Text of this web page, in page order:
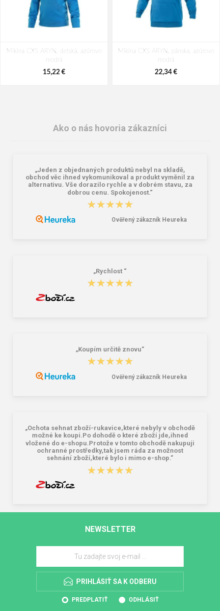
Mikina CXS ARYN, detská, azúrovo
modrá
15,22 €
Mikina CXS ARYN, pánska, azúrovo
modrá
22,34 €
Mikina CXS GRANBY CHILD,
detská, fleece, azúrovo modrá
Dětské tričko ARDON®TRENDY
modrá
Ako o nás hovoria zákazníci
„Jeden z objednaných produktů nebyl na skladě,
obchod věc ihned vykomunikoval a produkt vyměnil za
alternativu. Vše dorazilo rychle a v dobrém stavu, za
dobrou cenu. Spokojenost.“
★★★★★
★★★★★
Ověřený zákazník Heureka
„Rychlost “
★★★★★
★★★★★
„Koupím určitě znovu“
★★★★★
★★★★★
Ověřený zákazník Heureka
„Ochota sehnat zboží-rukavice,které nebyly v obchodě
možné ke koupi.Po dohodě o které zboží jde,ihned
vložené do e-shopu.Protože v tomto obchodě nakupuji
ochranné prostředky,tak jsem ráda za možnost
sehnání zboží,které bylo i mimo e-shop.“
★★★★★
★★★★★
NEWSLETTER
PRIHLÁSIŤ SA K ODBERU
PREDPLATIŤ ODHLÁSIŤ